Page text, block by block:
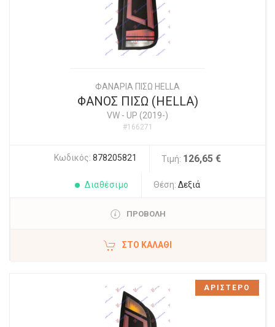
ΦΑΝΑΡΙΑ ΠΙΣΩ HELLA
ΦΑΝΟΣ ΠΙΣΩ (HELLA)
VW - UP (2019-)
#166271
Κωδικός: 878205821 Τιμή: 126,65 €
Διαθέσιμο Θέση: Δεξιά
ΠΡΟΒΟΛΗ
ΣΤΟ ΚΑΛΆΘΙ
ΑΡΙΣΤΕΡΟ